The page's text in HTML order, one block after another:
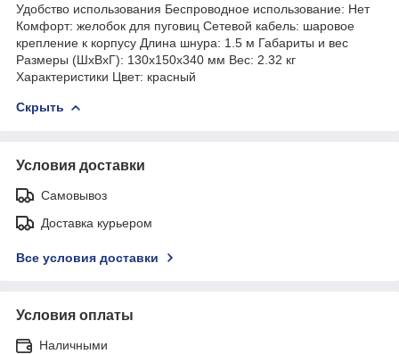
Удобство использования Беспроводное использование: Нет
Комфорт: желобок для пуговиц Сетевой кабель: шаровое
крепление к корпусу Длина шнура: 1.5 м Габариты и вес
Размеры (ШхВхГ): 130x150x340 мм Вес: 2.32 кг
Характеристики Цвет: красный
Скрыть
Условия доставки
Самовывоз
Доставка курьером
Все условия доставки
Условия оплаты
Наличными